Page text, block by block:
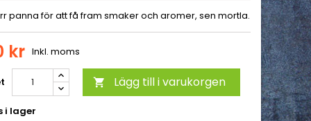
panna för att få fram smaker och aromer, sen mortla.
kr Inkl. moms
 Lägg till i varukorgen
i lager